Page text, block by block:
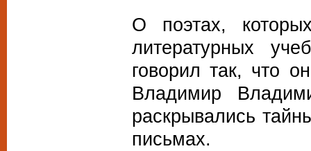
О поэтах,
литературных
говорил так, что
Владимир
раскрывались
письмах.